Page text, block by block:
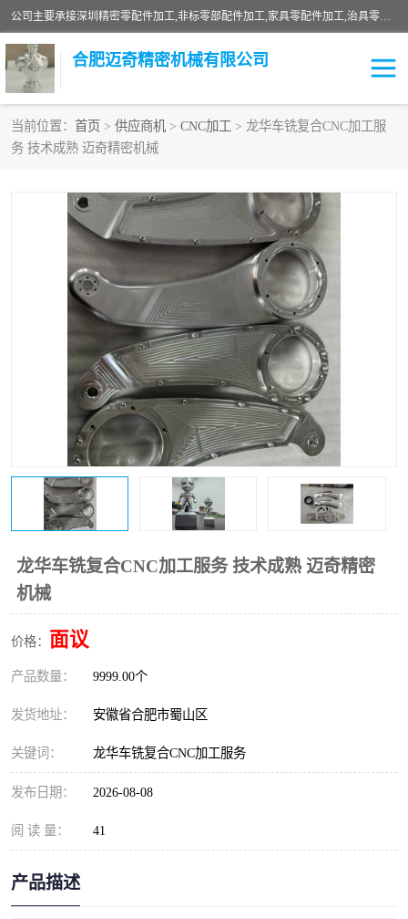
公司主要承接深圳精密零配件加工,非标零部配件加工,家具零配件加工,治具零配件加工,安徽精密零配件加工等各种各种精密机械加工，欢迎来来电咨询！
合肥迈奇精密机械有限公司
当前位置： 首页 > 供应商机 > CNC加工 > 龙华车铣复合CNC加工服
务 技术成熟 迈奇精密机械
龙华车铣复合CNC加工服务 技术成熟 迈奇精密
机械
价格： 面议
产品数量： 9999.00个
发货地址： 安徽省合肥市蜀山区
关键词： 龙华车铣复合CNC加工服务
发布日期： 2026-08-08
阅 读 量： 41
产品描述
铣床加工
机器人零件加工 绝缘材料加工
家具零配件加工 数控精密机加工
零部件机加工 机床零件加工
CNC加工 数控机床加工
不锈钢加工